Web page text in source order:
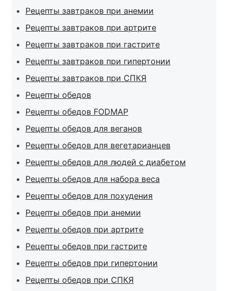
Рецепты завтраков при анемии
Рецепты завтраков при артрите
Рецепты завтраков при гастрите
Рецепты завтраков при гипертонии
Рецепты завтраков при СПКЯ
Рецепты обедов
Рецепты обедов FODMAP
Рецепты обедов для веганов
Рецепты обедов для вегетарианцев
Рецепты обедов для людей с диабетом
Рецепты обедов для набора веса
Рецепты обедов для похудения
Рецепты обедов при анемии
Рецепты обедов при артрите
Рецепты обедов при гастрите
Рецепты обедов при гипертонии
Рецепты обедов при СПКЯ